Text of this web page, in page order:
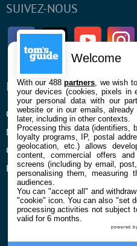
SUIVEZ-NOUS
FacebookTwitter Youtube
ENTREPRISE
Qui sommes nous
Mentions légales et CGU
Confidentialité et Cookies
Préférences cookies
Welcome
With our 488partners , we wish
your devices (cookies, pixels in
your personal data with our
website or in our emails,
later, including in other contexts.
Processing this data (identifiers,
loyalty programs, IP, postal
geolocation, etc.) allows
content, commercial offers
screens (including by email,
personalising them, measuring
audiences.
You can "accept all" and
"cookie" icon. You can also "set
processing activities not subject
valid for 6 months.
powered